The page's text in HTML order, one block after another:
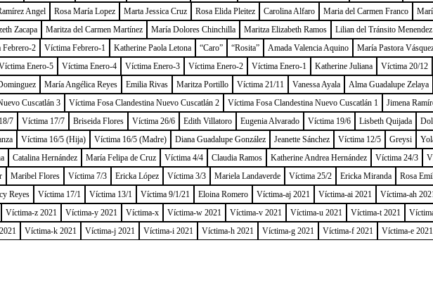
Angel Rosa María Lopez Marta Jessica Cruz Rosa Elida Pleitez Carolina Alfaro Maria del Carmen Franco
Zacapa Maritza del Carmen Martínez María Dolores Chinchilla Maritza Elizabeth Ramos Lilian del Tránsito Menendez
Febrero-2 Víctima Febrero-1 Katherine Paola Letona “Caro” “Rosita” Amada Valencia Aquino María Pastora
Enero-5 Víctima Enero-4 Víctima Enero-3 Víctima Enero-2 Víctima Enero-1 Katherine Juliana Víctima 20/12
María Angélica Reyes Emilia Rivas Maritza Portillo Víctima 21/11 Vanessa Ayala Alma Guadalupe Zelaya
Cuscatlán 3 Víctima Fosa Clandestina Nuevo Cuscatlán 2 Víctima Fosa Clandestina Nuevo Cuscatlán 1 Jimena
7 Víctima 17/7 Briseida Flores Víctima 26/6 Edith Villatoro Eugenia Alvarado Víctima 19/6 Lisbeth Quijada
Víctima 16/5 (Hija) Víctima 16/5 (Madre) Diana Guadalupe González Jeanette Sánchez Víctima 12/5 Greysi
Catalina Hernández María Felipa de Cruz Víctima 4/4 Claudia Ramos Katherine Andrea Hernández Víctima 24/3
Maribel Flores Víctima 7/3 Ericka López Víctima 3/3 Mariela Landaverde Víctima 25/2 Ericka Miranda Rosa
Reyes Víctima 17/1 Víctima 13/1 Víctima 9/1/21 Eloina Romero Víctima-aj 2021 Víctima-ai 2021 Víctima-ah
Víctima-z 2021 Víctima-y 2021 Víctima-x Víctima-w 2021 Víctima-v 2021 Víctima-u 2021 Víctima-t 2021
Víctima-k 2021 Víctima-j 2021 Víctima-i 2021 Víctima-h 2021 Víctima-g 2021 Víctima-f 2021 Víctima-e 2021